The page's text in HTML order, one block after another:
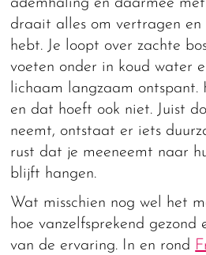
ademhaling en daarmee
draait alles om vertragen en
hebt. Je loopt over zachte
voeten onder in koud water
lichaam langzaam ontspant.
en dat hoeft ook niet. Juist
neemt, ontstaat er iets
rust dat je meeneemt naar
blijft hangen.
Wat misschien nog wel het
hoe vanzelfsprekend gezond
van de ervaring. In en rond